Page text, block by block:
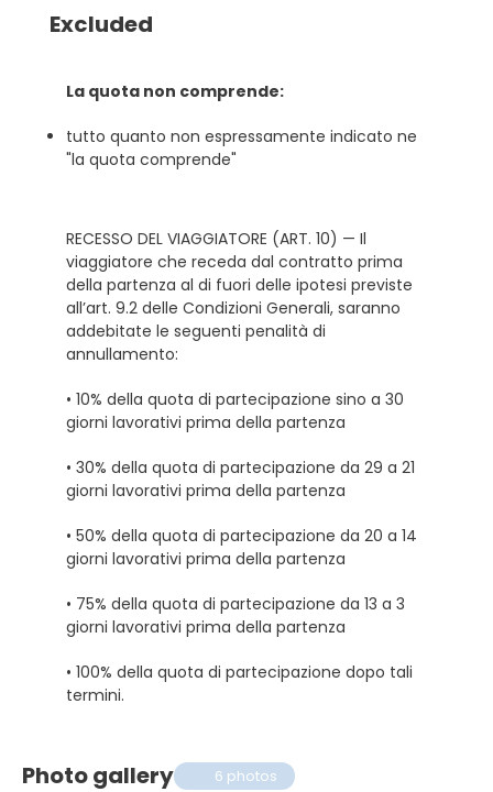
Excluded
La quota non comprende:
tutto quanto non espressamente indicato ne
"la quota comprende"
RECESSO DEL VIAGGIATORE (ART. 10) — Il
viaggiatore che receda dal contratto prima
della partenza al di fuori delle ipotesi previste
all’art. 9.2 delle Condizioni Generali, saranno
addebitate le seguenti penalità di
annullamento:
• 10% della quota di partecipazione sino a 30
giorni lavorativi prima della partenza
• 30% della quota di partecipazione da 29 a 21
giorni lavorativi prima della partenza
• 50% della quota di partecipazione da 20 a 14
giorni lavorativi prima della partenza
• 75% della quota di partecipazione da 13 a 3
giorni lavorativi prima della partenza
• 100% della quota di partecipazione dopo tali
termini.
Photo gallery 6 photos